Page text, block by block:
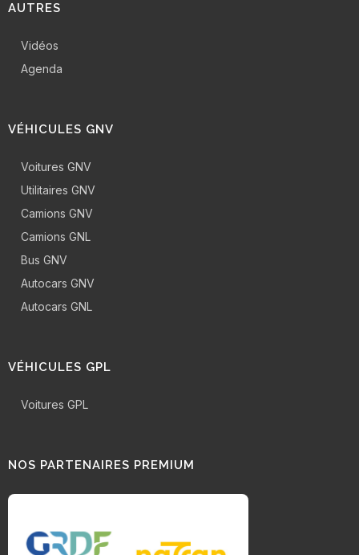
AUTRES
Vidéos
Agenda
VÉHICULES GNV
Voitures GNV
Utilitaires GNV
Camions GNV
Camions GNL
Bus GNV
Autocars GNV
Autocars GNL
VÉHICULES GPL
Voitures GPL
NOS PARTENAIRES PREMIUM